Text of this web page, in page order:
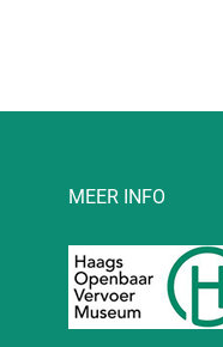
MEER INFO